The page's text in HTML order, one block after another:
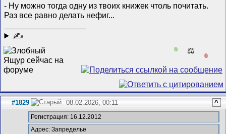
- Ну можно тогда одну из твоих книжек чтоль почитать.
Раз все равно делать нефиг...
✍
0 ⚖️
0
#1829 08.02.2026, 00:11 ^
Регистрация: 16.12.2012
Адрес: Запределье